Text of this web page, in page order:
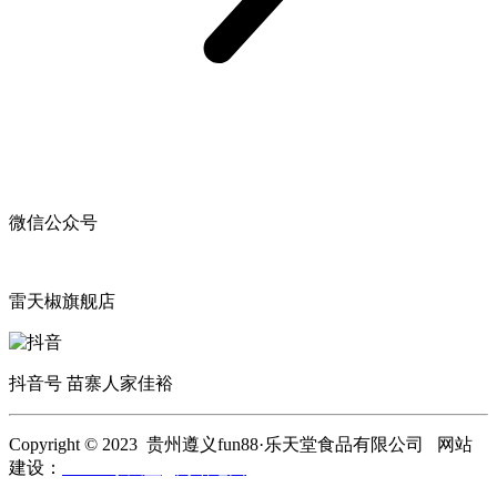
微信公众号
雷天椒旗舰店
抖音号 苗寨人家佳裕
Copyright © 2023 贵州遵义fun88·乐天堂食品有限公司 网站
建设：